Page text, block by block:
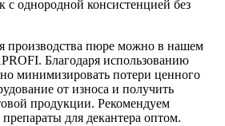
с однородной консистенцией без
производства пюре можно в нашем
Благодаря использованию
минимизировать потери ценного
от износа и получить
продукции. Рекомендуем
для декантера оптом.